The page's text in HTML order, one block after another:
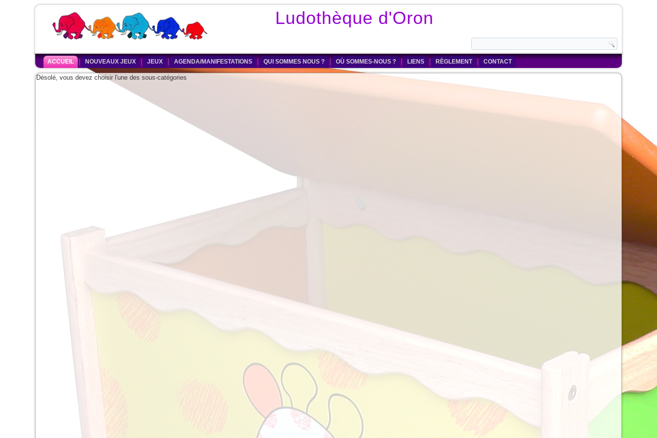
Ludothèque d'Oron
ACCUEIL NOUVEAUX JEUX JEUX AGENDA/MANIFESTATIONS QUI SOMMES NOUS ? OÙ SOMMES-NOUS ? LIENS RÈGLEMENT CONTACT
Désolé, vous devez choisir l'une des sous-catégories